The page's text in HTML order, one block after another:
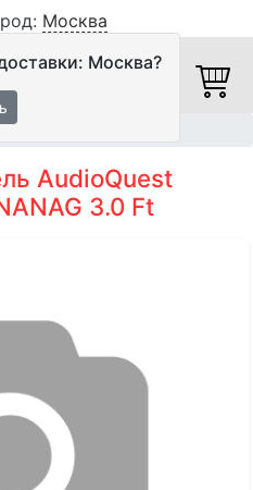
Москва
Москва?
AudioQuest
3.0 Ft